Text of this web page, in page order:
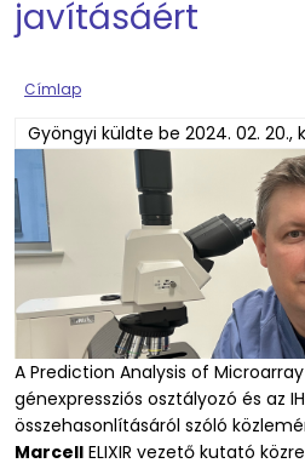
javításáért
Címlap
Gyöngyi küldte be 2024. 02. 20.,
A Prediction Analysis of
génexpressziós osztályozó és az
összehasonlításáról szóló
Marcell ELIXIR vezető kutató